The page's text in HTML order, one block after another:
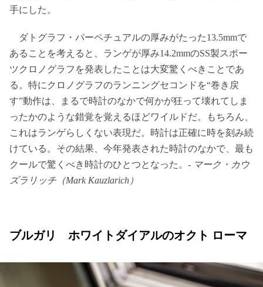
手にした。
ダトグラフ・パーペチュアルの厚みがたった13.5mmで
あることを考えると、ランゲが厚み14.2mmのSS製スポー
ツクロノグラフを発表したことは大変驚くべきことであ
る。特にクロノグラフのランニングセコンドを“巻き戻
す”動作は、まるで時計のなかで何かが狂って壊れてしま
ったかのような錯覚を覚えるほどワイルドだ。もちろん、
これはランゲらしくない表現だ。時計は正確に時を刻み続
けている。その結果、今年発表された時計のなかで、最も
クールで驚くべき時計のひとつとなった。- マーク・カウ
ズラリッチ（Mark Kauzlarich）
ブルガリ ホワイトダイアルのオクト ローマ